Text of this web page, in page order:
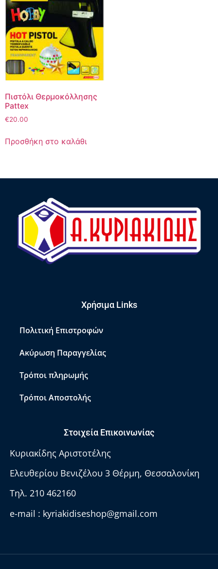
Πιστόλι Θερμοκόλλησης
Pattex
€20.00
Προσθήκη στο καλάθι
Χρήσιμα Links
Πολιτική Επιστροφών
Ακύρωση Παραγγελίας
Τρόποι πληρωμής
Τρόποι Αποστολής
Στοιχεία Επικοινωνίας
Κυριακίδης Αριστοτέλης
Ελευθερίου Βενιζέλου 3 Θέρμη, Θεσσαλονίκη
Τηλ. 210 462160
e-mail : kyriakidiseshop@gmail.com